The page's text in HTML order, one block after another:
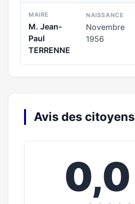
MAIRE
M. Jean-
Paul
TERRENNE
NAISSANCE
Novembre
1956
Avis des citoyens
0,0